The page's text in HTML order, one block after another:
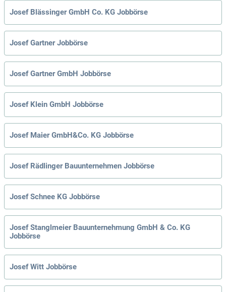
Josef Blässinger GmbH Co. KG Jobbörse
Josef Gartner Jobbörse
Josef Gartner GmbH Jobbörse
Josef Klein GmbH Jobbörse
Josef Maier GmbH&Co. KG Jobbörse
Josef Rädlinger Bauunternehmen Jobbörse
Josef Schnee KG Jobbörse
Josef Stanglmeier Bauunternehmung GmbH & Co. KG
Jobbörse
Josef Witt Jobbörse